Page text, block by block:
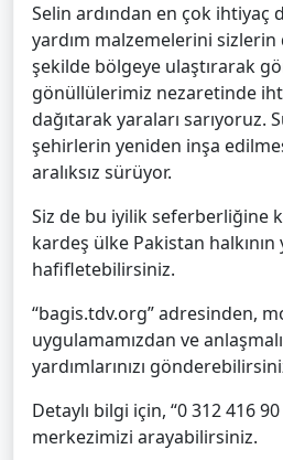
Selin ardından en çok ihtiyaç
yardım malzemelerini sizlerin
şekilde bölgeye ulaştırarak
gönüllülerimiz nezaretinde
dağıtarak yaraları sarıyoruz.
şehirlerin yeniden inşa
aralıksız sürüyor.
Siz de bu iyilik seferberliğine
kardeş ülke Pakistan halkının
hafifletebilirsiniz.
“bagis.tdv.org” adresinden,
uygulamamızdan ve
yardımlarınızı
Detaylı bilgi için, “0 312 416
merkezimizi arayabilirsiniz.